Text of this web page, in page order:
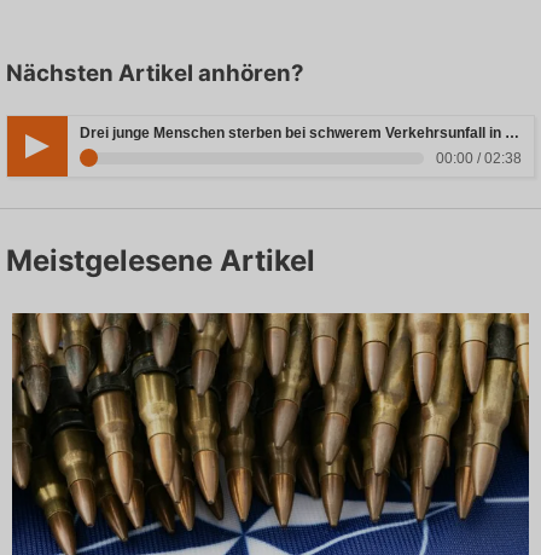
Nächsten Artikel anhören?
Drei junge Menschen sterben bei schwerem Verkehrsunfall in Rheinland-Pfalz
00:00 / 02:38
Meistgelesene Artikel